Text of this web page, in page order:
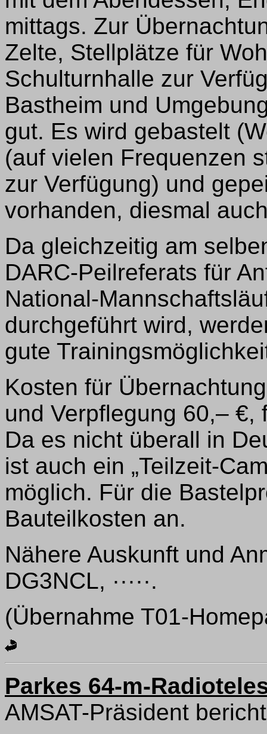
mittags. Zur
Zelte, Stellplätze für
Schulturnhalle zur
Bastheim und
gut. Es wird gebastelt
(auf vielen Frequenzen
zur Verfügung) und
vorhanden, diesmal
Da gleichzeitig am
DARC-Peilreferats für
National-
durchgeführt wird,
gute
Kosten für
und Verpflegung 60,– €,
Da es nicht überall in
ist auch ein „Teilzeit-
möglich. Für die
Bauteilkosten an.
Nähere Auskunft und
DG3NCL, ·····.
(Übernahme T01-
Parkes 64-m-
AMSAT-Präsident